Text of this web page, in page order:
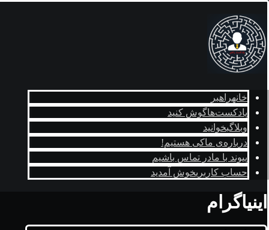
خانهراهبر
پادکست‌هاگوش کنید
وبلاگبخوانید
درباره‌ی ماکی هستیم!
پیوند با مادر تماس باشیم
حساب کاربریخوش آمدید
اینیاگرام